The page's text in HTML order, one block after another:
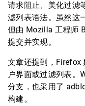
请求阻止、美化过滤
滤列表语法。虽然这
但由 Mozilla 工程师
提交并实现。
文章还提到，Firefox
户界面或过滤列表。
分支，也采用了
构建。